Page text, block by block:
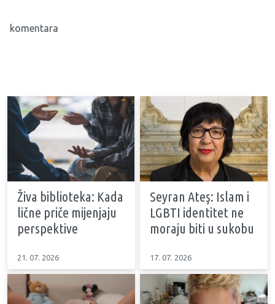
komentara
Živa biblioteka: Kada
lične priče mijenjaju
perspektive
21. 07. 2026
Seyran Ateş: Islam i
LGBTI identitet ne
moraju biti u sukobu
17. 07. 2026